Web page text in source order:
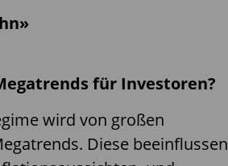
für Investoren?
wird von großen
Diese beeinflussen